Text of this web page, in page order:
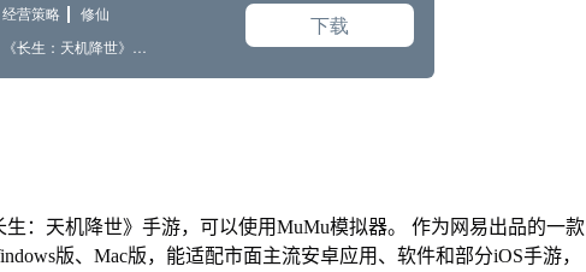
：天机降世》手游，可以使用MuMu模拟器。 作为网易出品的一款
版、Mac版，能适配市面主流安卓应用、软件和部分iOS手游，